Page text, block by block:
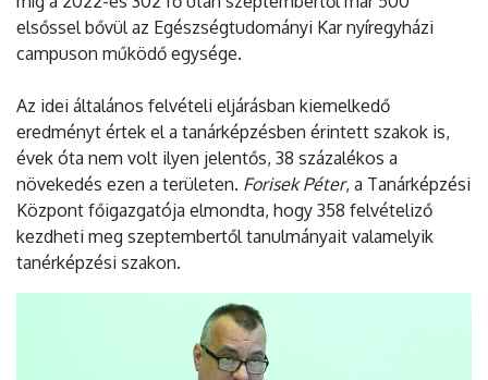
elsőssel bővül az Egészségtudományi Kar nyíregyházi
campuson működő egysége.
Az idei általános felvételi eljárásban kiemelkedő
eredményt értek el a tanárképzésben érintett szakok is,
évek óta nem volt ilyen jelentős, 38 százalékos a
növekedés ezen a területen. Forisek Péter, a Tanárképzési
Központ főigazgatója elmondta, hogy 358 felvételiző
kezdheti meg szeptembertől tanulmányait valamelyik
tanérképzési szakon.